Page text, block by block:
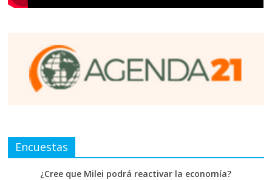
Encuestas
¿Cree que Milei podrá reactivar la economía?